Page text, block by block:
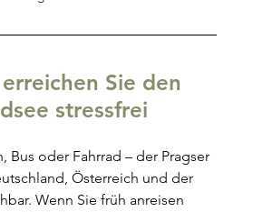
Sie den
stressfrei
Bus oder Fahrrad – der Pragser
Österreich und der
Wenn Sie früh anreisen